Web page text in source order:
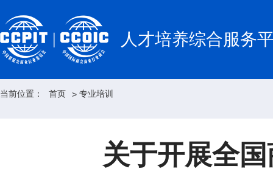
人才培养综合服务
当前位置： 首页 > 专业培训
关于开展全